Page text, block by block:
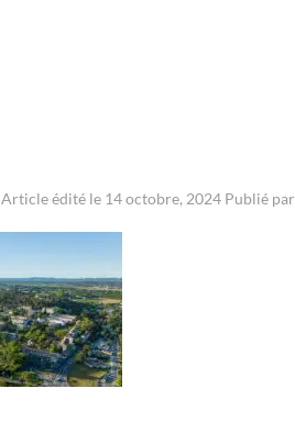
Article édité le 14 octobre, 2024 Publié par